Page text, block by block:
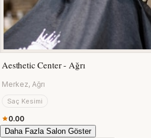
Aesthetic Center - Ağrı
Merkez, Ağrı
Saç Kesimi
0.00
Daha Fazla Salon Göster